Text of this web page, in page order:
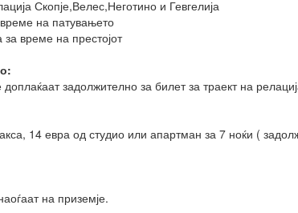
Скопје,Велес,Неготино и Гевгелија
на патувањето
за време на престојот
задолжително за билет за траект на
14 евра од студио или апартман за 7 ноќи (
на приземје.